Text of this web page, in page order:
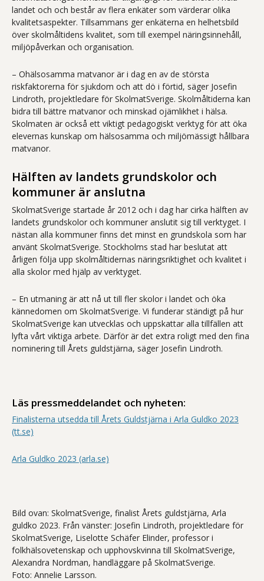
landet och och består av flera enkäter som värderar olika
kvalitetsaspekter. Tillsammans ger enkäterna en helhetsbild
över skolmåltidens kvalitet, som till exempel näringsinnehåll,
miljöpåverkan och organisation.
– Ohälsosamma matvanor är i dag en av de största
riskfaktorerna för sjukdom och att dö i förtid, säger Josefin
Lindroth, projektledare för SkolmatSverige. Skolmåltiderna kan
bidra till bättre matvanor och minskad ojämlikhet i hälsa.
Skolmaten är också ett viktigt pedagogiskt verktyg för att öka
elevernas kunskap om hälsosamma och miljömässigt hållbara
matvanor.
Hälften av landets grundskolor och
kommuner är anslutna
SkolmatSverige startade år 2012 och i dag har cirka hälften av
landets grundskolor och kommuner anslutit sig till verktyget. I
nästan alla kommuner finns det minst en grundskola som har
använt SkolmatSverige. Stockholms stad har beslutat att
årligen följa upp skolmåltidernas näringsriktighet och kvalitet i
alla skolor med hjälp av verktyget.
– En utmaning är att nå ut till fler skolor i landet och öka
kännedomen om SkolmatSverige. Vi funderar ständigt på hur
SkolmatSverige kan utvecklas och uppskattar alla tillfällen att
lyfta vårt viktiga arbete. Därför är det extra roligt med den fina
nominering till Årets guldstjärna, säger Josefin Lindroth.
Läs pressmeddelandet och nyheten:
Finalisterna utsedda till Årets Guldstjärna i Arla Guldko 2023
(tt.se)
Arla Guldko 2023 (arla.se)
Bild ovan: SkolmatSverige, finalist Årets guldstjärna, Arla
guldko 2023. Från vänster: Josefin Lindroth, projektledare för
SkolmatSverige, Liselotte Schäfer Elinder, professor i
folkhälsovetenskap och upphovskvinna till SkolmatSverige,
Alexandra Nordman, handläggare på SkolmatSverige.
Foto: Annelie Larsson.